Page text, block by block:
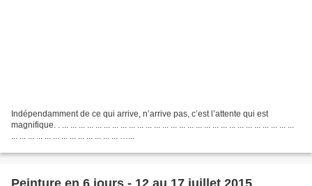
Indépendamment de ce qui arrive, n’arrive pas, c’est l’attente qui est
magnifique. . ... ... ... ... ... ... ... ... ... ... ... ... ... ... ... ... ... ... ... ... ... ... ... ... ... ... ... ...
Peinture en 6 jours - 12 au 17 juillet 2015